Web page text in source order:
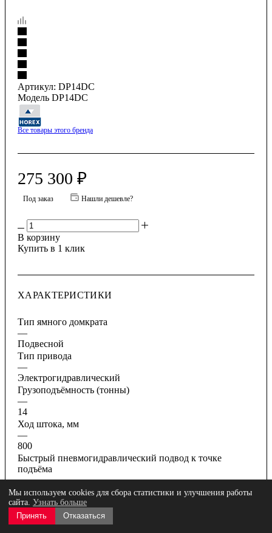
Артикул: DP14DC
Модель DP14DC
Все товары этого бренда
275 300 ₽
Под заказ Нашли дешевле?
В корзину
Купить в 1 клик
ХАРАКТЕРИСТИКИ
Тип ямного домкрата
—
Подвесной
Тип привода
—
Электрогидравлический
Грузоподъёмность (тонны)
—
14
Ход штока, мм
—
800
Быстрый пневмогидравлический подвод к точке
подъёма
—
Да
Пневмогидравлический подъём под нагрузкой
—
Да
Мы используем cookies для сбора статистики и улучшения работы
сайта. Узнать больше
Принять
Отказаться